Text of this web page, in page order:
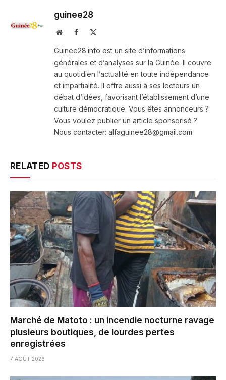
guinee28
WebsiteFacebook
Guinee28.info est un site d’informations
générales et d’analyses sur la Guinée. Il couvre
au quotidien l’actualité en toute indépendance
et impartialité. Il offre aussi à ses lecteurs un
débat d’idées, favorisant l’établissement d’une
culture démocratique. Vous êtes annonceurs ?
Vous voulez publier un article sponsorisé ?
Nous contacter: alfaguinee28@gmail.com
RELATED POSTS
Marché de Matoto : un incendie nocturne ravage
plusieurs boutiques, de lourdes pertes
enregistrées
7 AOÛT 2026